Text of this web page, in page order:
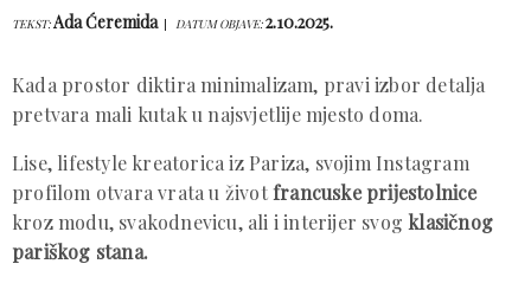
TEKST:Ada Ćeremida DATUM OBJAVE:2.10.2025.
Kada prostor diktira minimalizam, pravi izbor detalja
pretvara mali kutak u najsvjetlije mjesto doma.
Lise, lifestyle kreatorica iz Pariza, svojim Instagram
profilom otvara vrata u životfrancuske prijestolnice
kroz modu, svakodnevicu, ali i interijer svogklasičnog
pariškog stana.